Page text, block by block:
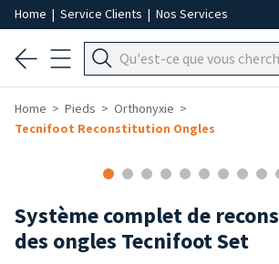
Home | Service Clients | Nos Services
Home Pieds
Orthonyxie
Tecnifoot Reconstitution Ongles
Système complet de
des ongles Tecnifoot Set